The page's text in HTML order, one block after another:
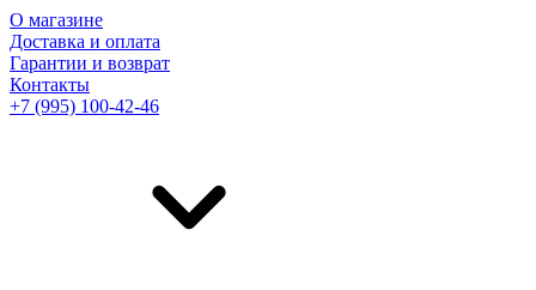
О магазине
Доставка и оплата
Гарантии и возврат
Контакты
+7 (995) 100-42-46